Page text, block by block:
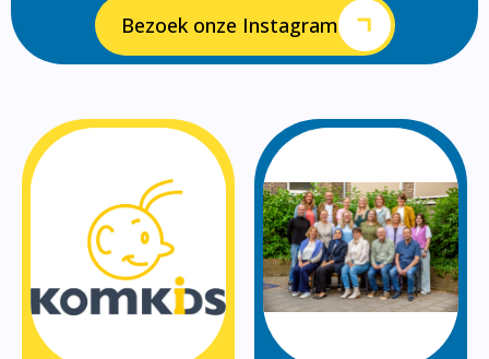
Bezoek onze Instagram